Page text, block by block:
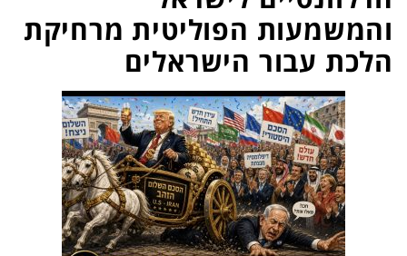
טראמפ, א-סיסי, ארדואן ושליט קטאר מכנסים פגישת ״כיפה
והמשמעות הפוליטית מרחיקת
הלכת עבור הישראלים